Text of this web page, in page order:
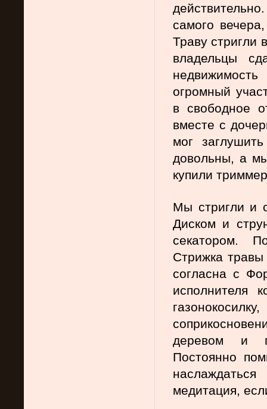
самого
Траву
владельцы
огромный
в свободное
вместе с
мог
довольны, а
купили
Мы стригли и
Диском и
секатором.
Стрижка травы
согласна с
исполнителя
деревом и
Постоянно
медитация,